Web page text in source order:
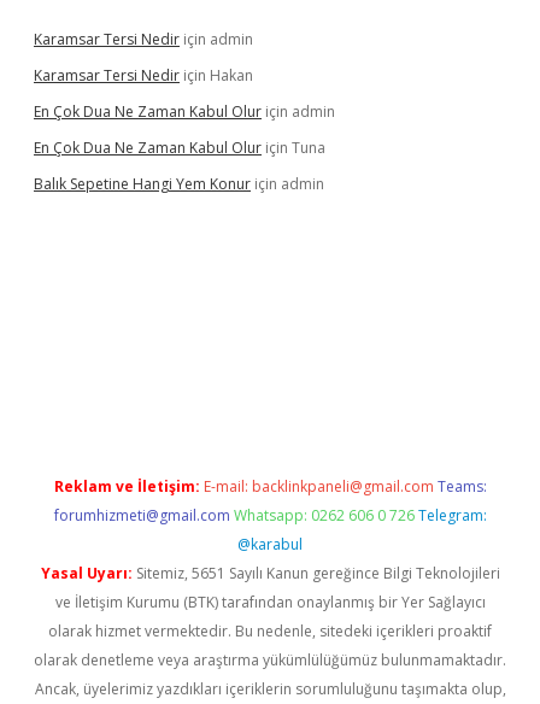
Karamsar Tersi Nedir için admin
Karamsar Tersi Nedir için Hakan
En Çok Dua Ne Zaman Kabul Olur için admin
En Çok Dua Ne Zaman Kabul Olur için Tuna
Balık Sepetine Hangi Yem Konur için admin
Reklam ve İletişim: E-mail: backlinkpaneli@gmail.com Teams:
forumhizmeti@gmail.com Whatsapp: 0262 606 0 726 Telegram:
@karabul
Yasal Uyarı: Sitemiz, 5651 Sayılı Kanun gereğince Bilgi Teknolojileri
ve İletişim Kurumu (BTK) tarafından onaylanmış bir Yer Sağlayıcı
olarak hizmet vermektedir. Bu nedenle, sitedeki içerikleri proaktif
olarak denetleme veya araştırma yükümlülüğümüz bulunmamaktadır.
Ancak, üyelerimiz yazdıkları içeriklerin sorumluluğunu taşımakta olup,